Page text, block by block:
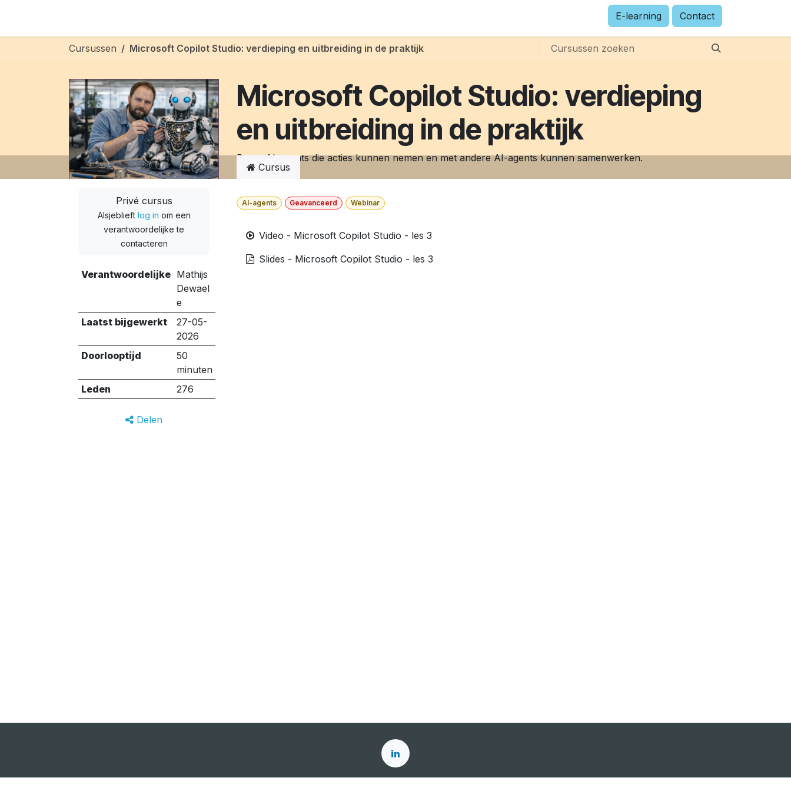
E-learning Contact
Cursussen Microsoft Copilot Studio: verdieping en uitbreiding in de praktijk
Microsoft Copilot Studio: verdieping
en uitbreiding in de praktijk
Bouw AI-agents die acties kunnen nemen en met andere AI-agents kunnen samenwerken.
Privé cursus
Alsjeblieft log in om een
verantwoordelijke te
contacteren
Verantwoordelijke Mathijs
Dewael
e
Laatst bijgewerkt
27-05-
2026
Doorlooptijd
50
minuten
Leden
276
Delen
Cursus
AI-agents Geavanceerd Webinar
Video - Microsoft Copilot Studio - les 3
Slides - Microsoft Copilot Studio - les 3